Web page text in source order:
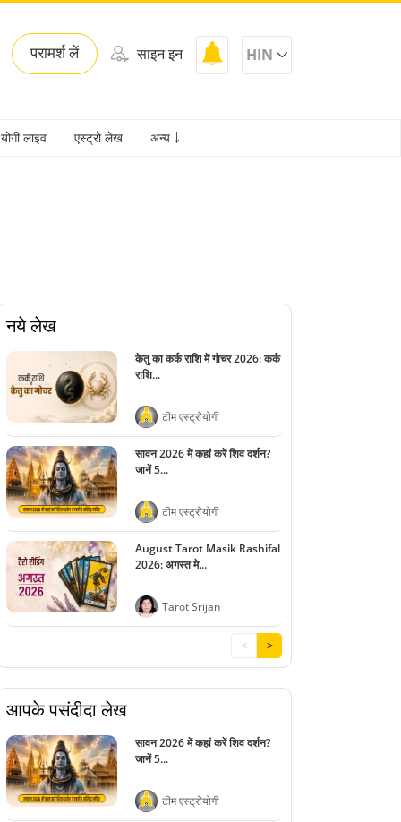
परामर्श लें साइन इन HIN
योगी लाइव एस्ट्रो लेख अन्य ￬
नये लेख
केतु का कर्क राशि में गोचर 2026: कर्क
राशि...
टीम एस्ट्रोयोगी
सावन 2026 में कहां करें शिव दर्शन?
जानें 5...
टीम एस्ट्रोयोगी
August Tarot Masik Rashifal
2026: अगस्त मे...
Tarot Srijan
< >
आपके पसंदीदा लेख
सावन 2026 में कहां करें शिव दर्शन?
जानें 5...
टीम एस्ट्रोयोगी